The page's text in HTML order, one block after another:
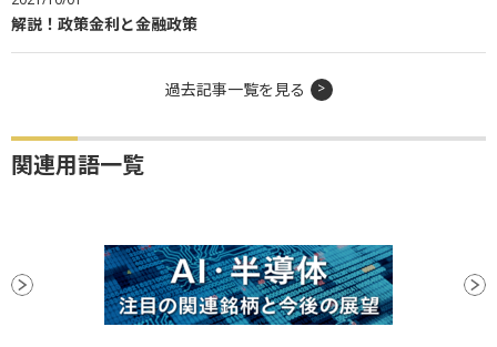
解説！政策金利と金融政策
過去記事一覧を見る
関連用語一覧